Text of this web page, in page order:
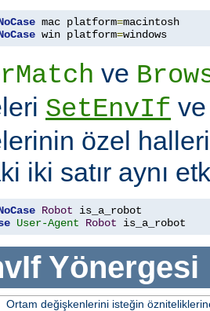
mac platform=
win platform=windows
ve
SetEnvIf
özel
iki satır aynı
Robot
User-Agent Robot is_a_robot
Yönergesi
Ortam değişkenlerini isteğin